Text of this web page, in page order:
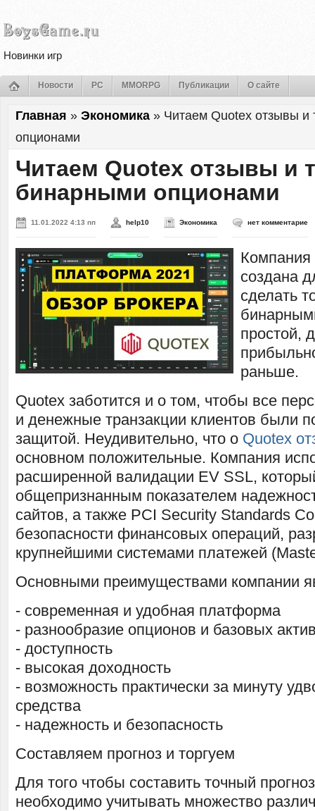
Новинки игр
Новости PC MMORPG Публикации О сайте
Главная » Экономика » Читаем Quotex отзывы и
опционами
Читаем Quotex отзывы и
бинарными опционами
11.01.2022 4:13 пп help10 Экономика нет комментарие
создана
сделать
простой,
раньше.
Quotex заботится и о том, чтобы все
и денежные транзакции клиентов были
защитой. Неудивительно, что о Quotex
основном положительные. Компания
расширенной валидации EV SSL,
общепризнанным показателем
сайтов, а также PCI Security Standards
безопасности финансовых операций,
крупнейшими системами платежей
Основными преимуществами компании
- современная и удобная платформа
- разнообразие опционов и базовых
- доступность
- высокая доходность
- возможность практически за минуту
средства
- надежность и безопасность
Составляем прогноз и торгуем
Для того чтобы составить точный
необходимо учитывать множество